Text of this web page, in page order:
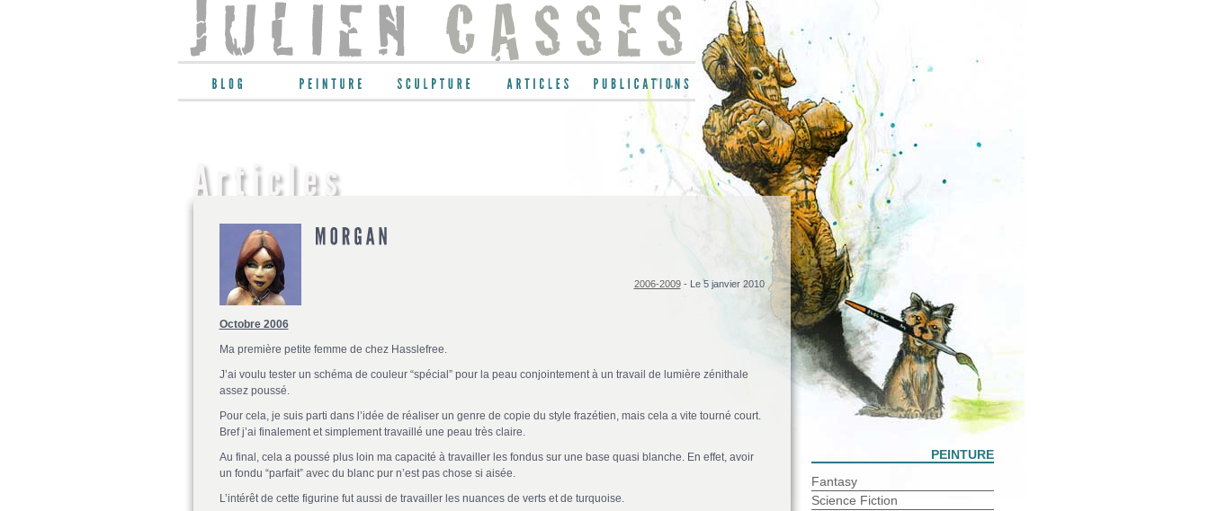
2006-2009- Le 5 janvier 2010
Octobre 2006
Ma première petite femme de chez Hasslefree.
J’ai voulu tester un schéma de couleur “spécial” pour la peau conjointement à un travail de lumière zénithale
assez poussé.
Pour cela, je suis parti dans l’idée de réaliser un genre de copie du style frazétien, mais cela a vite tourné court.
Bref j’ai finalement et simplement travaillé une peau très claire.
Au final, cela a poussé plus loin ma capacité à travailler les fondus sur une base quasi blanche. En effet, avoir
un fondu “parfait” avec du blanc pur n’est pas chose si aisée.
L’intérêt de cette figurine fut aussi de travailler les nuances de verts et de turquoise.
PEINTURE
Fantasy
Science Fiction